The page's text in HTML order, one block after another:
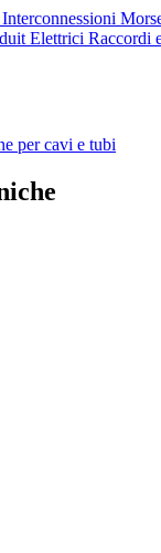
Elettrici Raccordi
per cavi e tubi